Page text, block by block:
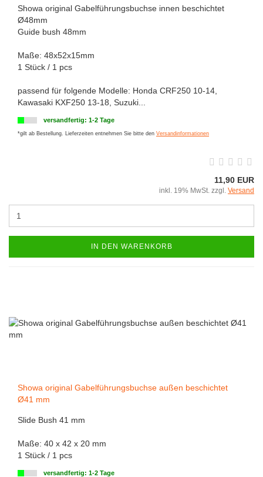
Showa original Gabelführungsbuchse innen beschichtet
Ø48mm
Guide bush 48mm
Maße: 48x52x15mm
1 Stück / 1 pcs
passend für folgende Modelle: Honda CRF250 10-14,
Kawasaki KXF250 13-18, Suzuki...
versandfertig: 1-2 Tage
*gilt ab Bestellung. Lieferzeiten entnehmen Sie bitte den Versandinformationen
11,90 EUR
inkl. 19% MwSt. zzgl. Versand
IN DEN WARENKORB
Showa original Gabelführungsbuchse außen beschichtet
Ø41 mm
Slide Bush 41 mm
Maße: 40 x 42 x 20 mm
1 Stück / 1 pcs
versandfertig: 1-2 Tage